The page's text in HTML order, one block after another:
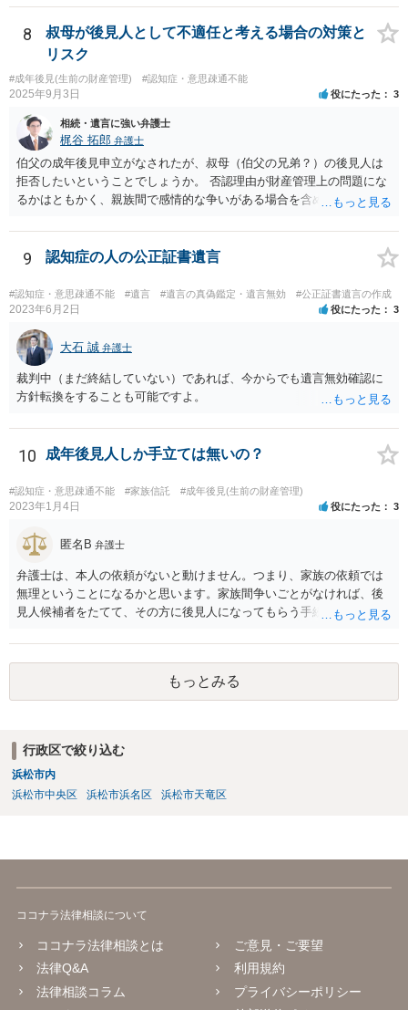
す。 また、遺産分割協議書を作成しても特にメリットがない妹の協力
が期待できるのかも不明です。 お母様の相続が開始するまで、ご質問
主としては行動を起こす必要がないように思えますが、いかがでしょ
8
叔母が後見人として不適任と考える場合の対策と
リスク
#成年後見(生前の財産管理) #認知症・意思疎通不能
2025年9月3日 役にたった 3
相続・遺言に強い弁護士
梶谷 拓郎 弁護士
伯父の成年後見申立がなされたが、叔母（伯父の兄弟？）の後見人は
拒否したいということでしょうか。 否認理由が財産管理上の問題にな
るかはともかく、親族間で感情的な争いがある場合を含めて問題があ
選任を希望する旨意見で記載すると良いと思われます。 もちろん専門
職後見人ですから、伯父さんの負担で毎月３万３０００円ないし５万
うことであれば、少ない負担であると思われます。
9 認知症の人の公正証書遺言
#認知症・意思疎通不能 #遺言 #遺言の真偽鑑定・遺言無効 #公正証書遺言の作成
2023年6月2日 役にたった 3
大石 誠 弁護士
裁判中（まだ終結していない）であれば、今からでも遺言無効確認に
方針転換をすることも可能ですよ。
10 成年後見人しか手立ては無いの？
#認知症・意思疎通不能 #家族信託 #成年後見(生前の財産管理)
2023年1月4日 役にたった 3
匿名B 弁護士
弁護士は、本人の依頼がないと動けません。つまり、家族の依頼では
無理ということになるかと思います。家族間争いごとがなければ、後
見人候補者をたてて、その方に後見人になってもらう手続をすすめた
もっとみる
行政区で絞り込む
浜松市内
浜松市中央区
浜松市浜名区 浜松市天竜区
ココナラ法律相談について
ココナラ法律相談とは
法律Q&A
法律相談コラム
ご意見・ご要望
利用規約
プライバシーポリシー